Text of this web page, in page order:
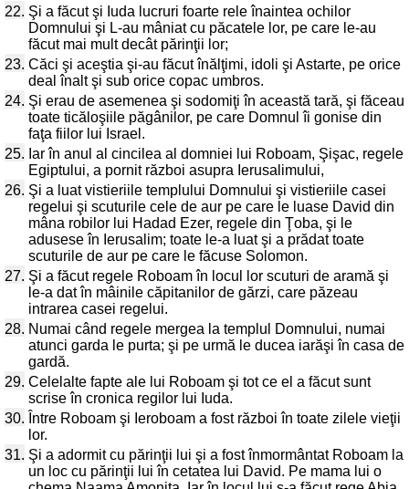
22. Şi a făcut şi Iuda lucruri foarte rele înaintea ochilor
Domnului şi L-au mâniat cu păcatele lor, pe care le-au
făcut mai mult decât părinţii lor;
23. Căci şi aceştia şi-au făcut înălţimi, idoli şi Astarte, pe orice
deal înalt şi sub orice copac umbros.
24. Şi erau de asemenea şi sodomiţi în această tară, şi făceau
toate ticăloşiile păgânilor, pe care Domnul îi gonise din
faţa fiilor lui Israel.
25. Iar în anul al cincilea al domniei lui Roboam, Şişac, regele
Egiptului, a pornit război asupra Ierusalimului,
26. Şi a luat vistieriile templului Domnului şi vistieriile casei
regelui şi scuturile cele de aur pe care le luase David din
mâna robilor lui Hadad Ezer, regele din Ţoba, şi le
adusese în Ierusalim; toate le-a luat şi a prădat toate
scuturile de aur pe care le făcuse Solomon.
27. Şi a făcut regele Roboam în locul lor scuturi de aramă şi
le-a dat în mâinile căpitanilor de gărzi, care păzeau
intrarea casei regelui.
28. Numai când regele mergea la templul Domnului, numai
atunci garda le purta; şi pe urmă le ducea iarăşi în casa de
gardă.
29. Celelalte fapte ale lui Roboam şi tot ce el a făcut sunt
scrise în cronica regilor lui Iuda.
30. Între Roboam şi Ieroboam a fost război în toate zilele vieţii
lor.
31. Şi a adormit cu părinţii lui şi a fost înmormântat Roboam la
un loc cu părinţii lui în cetatea lui David. Pe mama lui o